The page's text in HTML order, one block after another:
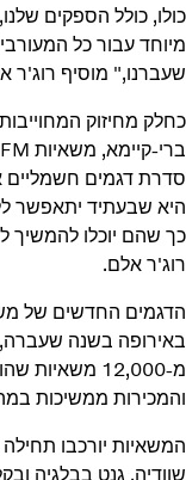
כולו, כולל הספקים
מיוחד עבור כל
שעברנו," מוסיף רוג'ר
כחלק מחיזוק
היא שבעתיד יתאפשר
כך שהם יוכלו להמשיך
רוג'ר אלם.
הדגמים החדשים של
באירופה בשנה שעברה,
והמכירות ממשיכות במהלך 2021 בשווקים מחוץ
המשאיות יורכבו תחילה